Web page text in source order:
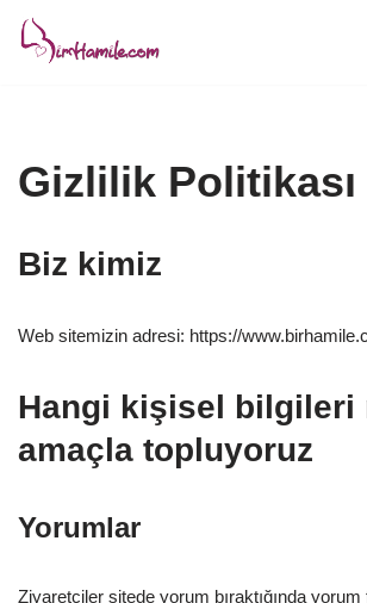
İçeriğe
Gizlilik Politikası
Biz kimiz
Web sitemizin adresi: https://
Hangi kişisel bilgileri
amaçla topluyoruz
Yorumlar
Ziyaretçiler sitede yorum bıraktığında